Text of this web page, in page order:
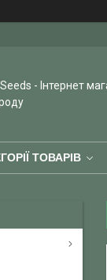
- Інтернет
ТОВАРІВ